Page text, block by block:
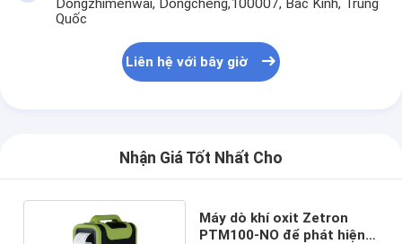
Quốc
Liên hệ với bây giờ
Nhận Giá Tốt Nhất Cho
Máy dò khí oxit Zetron
PTM100-NO để phát hiện